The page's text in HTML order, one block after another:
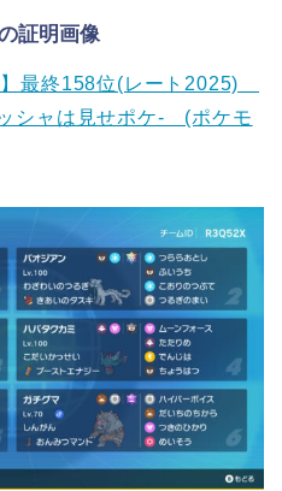
証明画像
】最終158位(レート2025)
シャは見せポケ- (ポケモ